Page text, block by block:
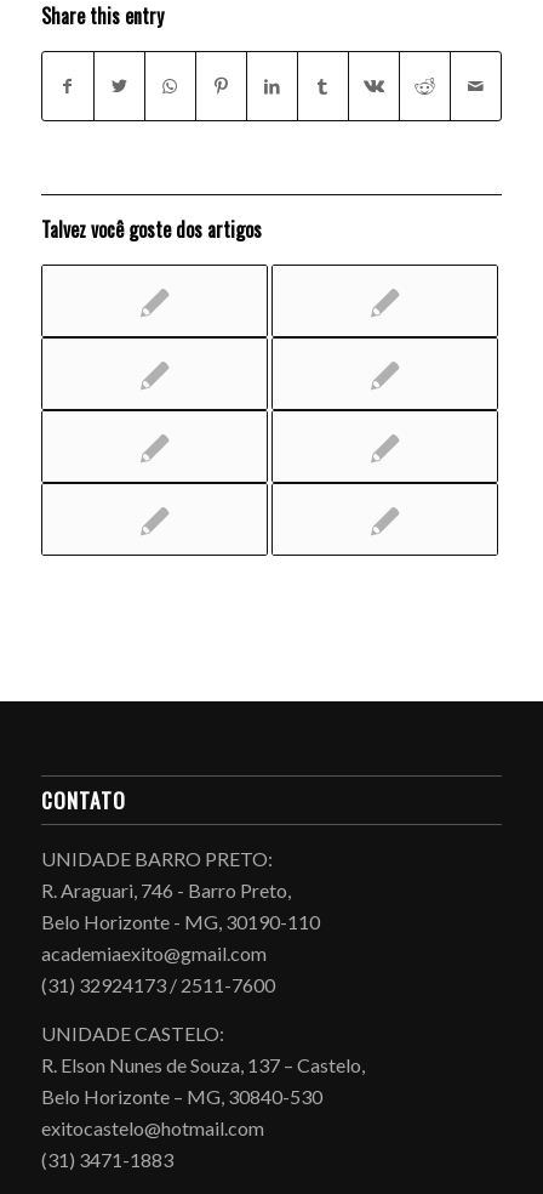
Share this entry
Talvez você goste dos artigos
CONTATO
UNIDADE BARRO PRETO:
R. Araguari, 746 - Barro Preto,
Belo Horizonte - MG, 30190-110
academiaexito@gmail.com
(31) 32924173 / 2511-7600
UNIDADE CASTELO:
R. Elson Nunes de Souza, 137 – Castelo,
Belo Horizonte – MG, 30840-530
exitocastelo@hotmail.com
(31) 3471-1883